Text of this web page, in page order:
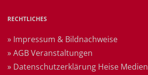
RECHTLICHES
» Impressum & Bildnachweise
» AGB Veranstaltungen
» Datenschutzerklärung Heise Medien